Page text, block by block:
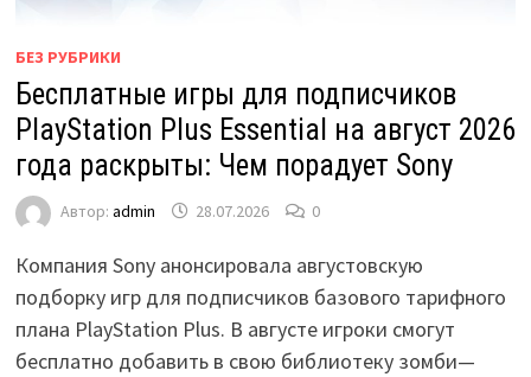
БЕЗ РУБРИКИ
Бесплатные игры для подписчиков
PlayStation Plus Essential на август 2026
года раскрыты: Чем порадует Sony
Автор: admin 28.07.2026 0
Компания Sony анонсировала августовскую
подборку игр для подписчиков базового тарифного
плана PlayStation Plus. В августе игроки смогут
бесплатно добавить в свою библиотеку зомби—